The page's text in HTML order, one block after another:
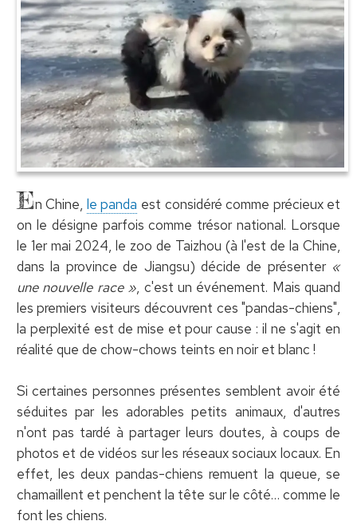
En Chine, le panda est considéré comme précieux et
on le désigne parfois comme trésor national. Lorsque
le 1er mai 2024, le zoo de Taizhou (à l'est de la Chine,
dans la province de Jiangsu) décide de présenter «
une nouvelle race », c'est un événement. Mais quand
les premiers visiteurs découvrent ces "pandas-chiens",
la perplexité est de mise et pour cause : il ne s'agit en
réalité que de chow-chows teints en noir et blanc !
Si certaines personnes présentes semblent avoir été
séduites par les adorables petits animaux, d'autres
n'ont pas tardé à partager leurs doutes, à coups de
photos et de vidéos sur les réseaux sociaux locaux. En
effet, les deux pandas-chiens remuent la queue, se
chamaillent et penchent la tête sur le côté… comme le
font les chiens.